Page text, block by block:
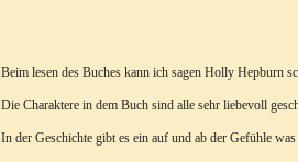
Beim lesen des Buches kann ich sagen Holly Hepburn
Die Charaktere in dem Buch sind alle sehr liebevoll
In der Geschichte gibt es ein auf und ab der Gefühle